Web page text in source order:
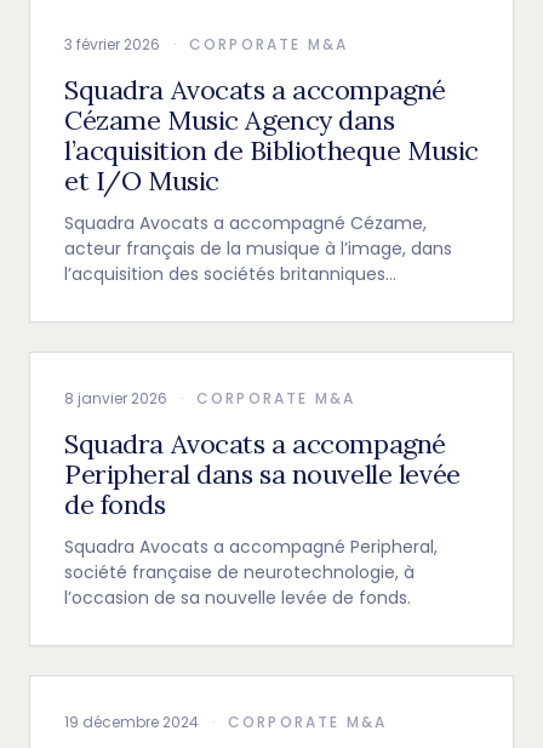
3 février 2026 · CORPORATE M&A
Squadra Avocats a accompagné
Cézame Music Agency dans
l’acquisition de Bibliotheque Music
et I/O Music
Squadra Avocats a accompagné Cézame,
acteur français de la musique à l’image, dans
l’acquisition des sociétés britanniques
8 janvier 2026 · CORPORATE M&A
Squadra Avocats a accompagné
Peripheral dans sa nouvelle levée
de fonds
Squadra Avocats a accompagné Peripheral,
société française de neurotechnologie, à
l’occasion de sa nouvelle levée de fonds.
19 décembre 2024 · CORPORATE M&A